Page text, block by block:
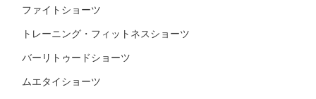
ファイトショーツ
トレーニング・フィットネスショーツ
バーリトゥードショーツ
ムエタイショーツ